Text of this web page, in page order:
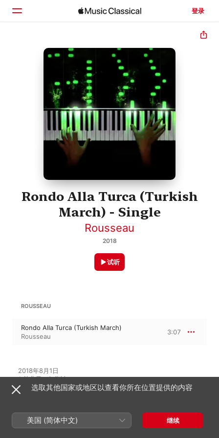
登录
主页
Rondo Alla Turca (Turkish
March) - Single
Rousseau
2018
试听
ROUSSEAU
Rondo Alla Turca (Turkish March)
Rousseau
3:07
2018年8月1日
1 首曲目 · 3 分钟
℗ 2018 Rousseau
在此专辑中聆听
选取其他国家或地区以查看你所在位置提供的内容
美国 (简体中文) 继续